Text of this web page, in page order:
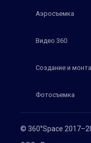
© 360°Space
Аэросъемка
Видео 360
Создание и
Фотосъемка